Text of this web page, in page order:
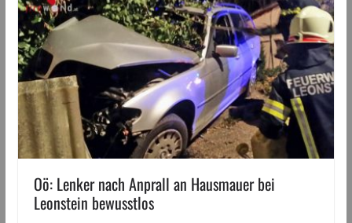
Oö: Lenker nach Anprall an Hausmauer bei
Leonstein bewusstlos